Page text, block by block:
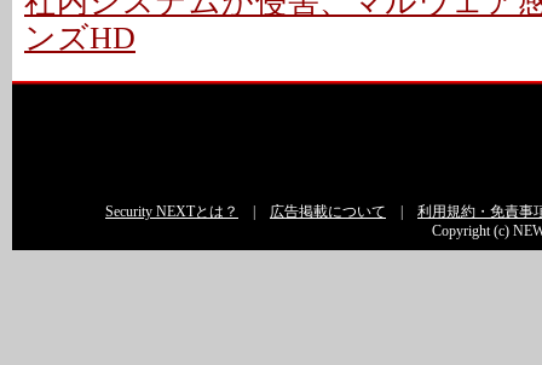
ンズHD
Security NEXTとは？ 広告掲載について
利用規約・免責事
Copyright (c)